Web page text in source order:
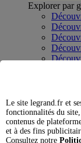
Explorer par
Solutions
Projet
Le site legrand.fr et
fonctionnalités du site,
contenus de
et à des fins
Consultez notre